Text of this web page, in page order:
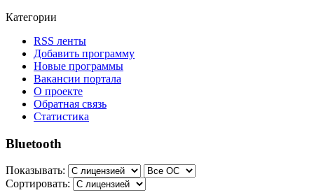
Категории
RSS ленты
Добавить программу
Новые программы
Вакансии портала
О проекте
Обратная связь
Статистика
Bluetooth
Показывать:
Сортировать: